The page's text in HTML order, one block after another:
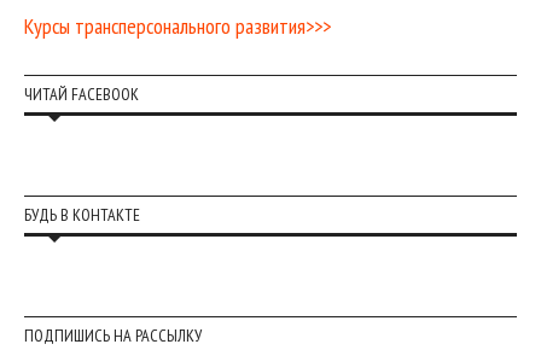
Курсы трансперсонального развития>>>
ЧИТАЙ FACEBOOK
БУДЬ В КОНТАКТЕ
ПОДПИШИСЬ НА РАССЫЛКУ